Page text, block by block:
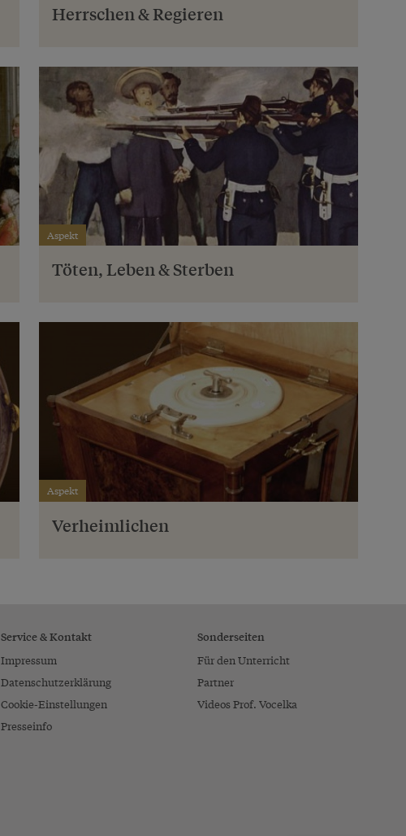
Herrschen & Regieren
Aspekt
Töten, Leben & Sterben
Aspekt
Verheimlichen
Service & Kontakt
Impressum
Datenschutzerklärung
Cookie-Einstellungen
Presseinfo
Sonderseiten
Für den Unterricht
Partner
Videos Prof. Vocelka